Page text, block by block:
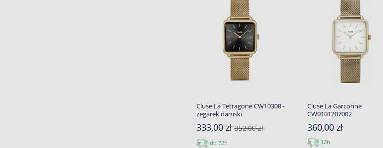
Cluse La Tetragone CW10308 -
zegarek damski
333,00 zł352,00 zł
do 72h
Cluse La Garconne
CW0101207002
360,00 zł
12h